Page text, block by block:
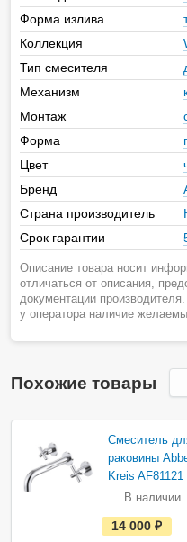
Форма излива
Коллекция
Тип смесителя
Механизм
Монтаж
Форма
Цвет
Бренд
Страна производитель
Срок гарантии
Описание товара носит
отличаться от описания,
документации
у оператора наличие
Похожие товары
Смеситель
раковины
Kreis AF81121
В наличии
е
с
14 000